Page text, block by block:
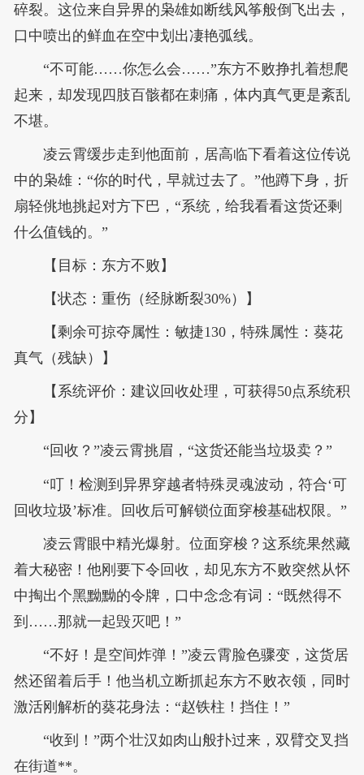
碎裂。这位来自异界的枭雄如断线风筝般倒飞出去，
口中喷出的鲜血在空中划出凄艳弧线。
“不可能……你怎么会……”东方不败挣扎着想爬
起来，却发现四肢百骸都在刺痛，体内真气更是紊乱
不堪。
凌云霄缓步走到他面前，居高临下看着这位传说
中的枭雄：“你的时代，早就过去了。”他蹲下身，折
扇轻佻地挑起对方下巴，“系统，给我看看这货还剩
什么值钱的。”
【目标：东方不败】
【状态：重伤（经脉断裂30%）】
【剩余可掠夺属性：敏捷130，特殊属性：葵花
真气（残缺）】
【系统评价：建议回收处理，可获得50点系统积
分】
“回收？”凌云霄挑眉，“这货还能当垃圾卖？”
“叮！检测到异界穿越者特殊灵魂波动，符合‘可
回收垃圾’标准。回收后可解锁位面穿梭基础权限。”
凌云霄眼中精光爆射。位面穿梭？这系统果然藏
着大秘密！他刚要下令回收，却见东方不败突然从怀
中掏出个黑黝黝的令牌，口中念念有词：“既然得不
到……那就一起毁灭吧！”
“不好！是空间炸弹！”凌云霄脸色骤变，这货居
然还留着后手！他当机立断抓起东方不败衣领，同时
激活刚解析的葵花身法：“赵铁柱！挡住！”
“收到！”两个壮汉如肉山般扑过来，双臂交叉挡
在街道**。